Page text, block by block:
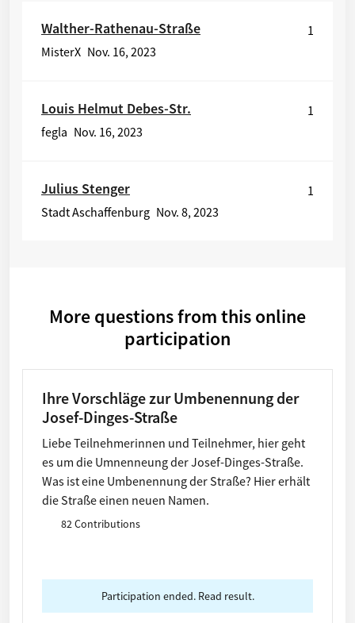
1
Walther-Rathenau-Straße
MisterX Nov. 16, 2023
1
Louis Helmut Debes-Str.
fegla Nov. 16, 2023
1
Julius Stenger
Stadt Aschaffenburg Nov. 8, 2023
More questions from this online
participation
Ihre Vorschläge zur Umbenennung der
Josef-Dinges-Straße
Liebe Teilnehmerinnen und Teilnehmer, hier geht
es um die Umnenneung der Josef-Dinges-Straße.
Was ist eine Umbenennung der Straße? Hier erhält
die Straße einen neuen Namen.
82 Contributions
Participation ended. Read result.